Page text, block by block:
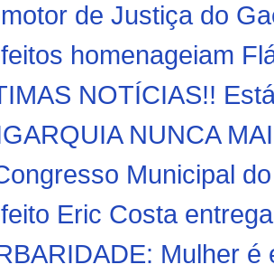
de Justiça do
homenageiam
NOTÍCIAS!!
NUNCA
Municipal
Eric Costa
Mulher